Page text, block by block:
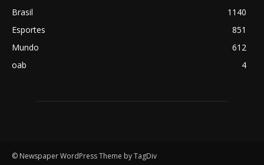
Brasil
1140
Esportes
851
Mundo
612
oab
4
© Newspaper WordPress Theme by TagDiv